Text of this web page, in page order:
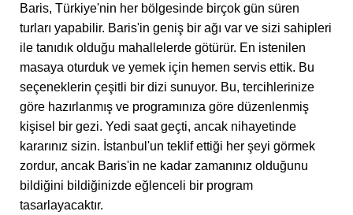
Baris, Türkiye'nin her bölgesinde birçok gün süren
turları yapabilir. Baris'in geniş bir ağı var ve sizi sahipleri
ile tanıdık olduğu mahallelerde götürür. En istenilen
masaya oturduk ve yemek için hemen servis ettik. Bu
seçeneklerin çeşitli bir dizi sunuyor. Bu, tercihlerinize
göre hazırlanmış ve programınıza göre düzenlenmiş
kişisel bir gezi. Yedi saat geçti, ancak nihayetinde
kararınız sizin. İstanbul'un teklif ettiği her şeyi görmek
zordur, ancak Baris'in ne kadar zamanınız olduğunu
bildiğini bildiğinizde eğlenceli bir program
tasarlayacaktır.